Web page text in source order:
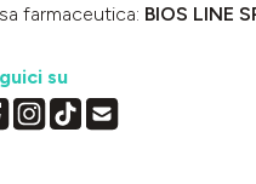
farmaceutica: BIOS LINE
su